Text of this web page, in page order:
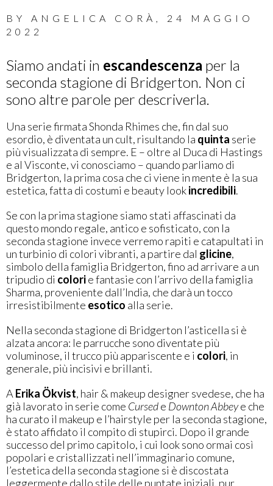
BY ANGELICA CORÀ
24 MAGGIO
2022
Siamo andati in escandescenza per la
seconda stagione di Bridgerton. Non ci
sono altre parole per descriverla.
Una serie firmata Shonda Rhimes che, fin dal suo
esordio, è diventata un cult, risultando la quinta serie
più visualizzata di sempre. E – oltre al Duca di Hastings
e al Visconte, vi conosciamo – quando parliamo di
Bridgerton, la prima cosa che ci viene in mente è la sua
estetica, fatta di costumi e beauty lookincredibili.
Se con la prima stagione siamo stati affascinati da
questo mondo regale, antico e sofisticato, con la
seconda stagione invece verremo rapiti e catapultati in
un turbinio di colori vibranti, a partire dal glicine,
simbolo della famiglia Bridgerton, fino ad arrivare a un
tripudio di colorie fantasie con l’arrivo della famiglia
Sharma, proveniente dall’India, che darà un tocco
irresistibilmente esotico alla serie.
Nella seconda stagione di Bridgerton l’asticella si è
alzata ancora: le parrucche sono diventate più
voluminose, il trucco più appariscente e i colori, in
generale, più incisivi e brillanti.
A Erika Ökvist, hair & makeup designer svedese, che ha
già lavorato in serie come Cursede Downton Abbeye che
ha curato il makeup e l’hairstyle per la seconda stagione,
è stato affidato il compito di stupirci. Dopo il grande
successo del primo capitolo, i cui look sono ormai così
popolari e cristallizzati nell’immaginario comune,
l’estetica della seconda stagione si è discostata
leggermente dallo stile delle puntate iniziali, pur